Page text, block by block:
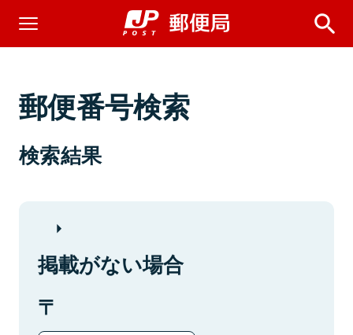
郵便番号検索
検索結果
掲載がない場合